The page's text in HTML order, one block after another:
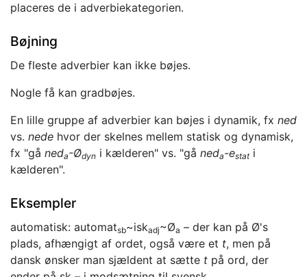
placeres de i adverbiekategorien.
Bøjning
De fleste adverbier kan ikke bøjes.
Nogle få kan gradbøjes.
En lille gruppe af adverbier kan bøjes i dynamik, fx ned
vs. nede hvor der skelnes mellem statisk og dynamisk,
fx "gå neda-Ødyn i kælderen" vs. "gå neda-estati
kælderen".
Eksempler
automatisk: automatsb~iskadj~Øa – der kan på Ø's
plads, afhængigt af ordet, også være et t, men på
dansk ønsker man sjældent at sætte t på ord, der